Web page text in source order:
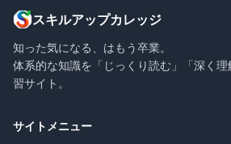
スキルアップカレッジ
知った気になる、はもう卒業。
体系的な知識を「じっくり読む」「深く
習サイト。
サイトメニュー